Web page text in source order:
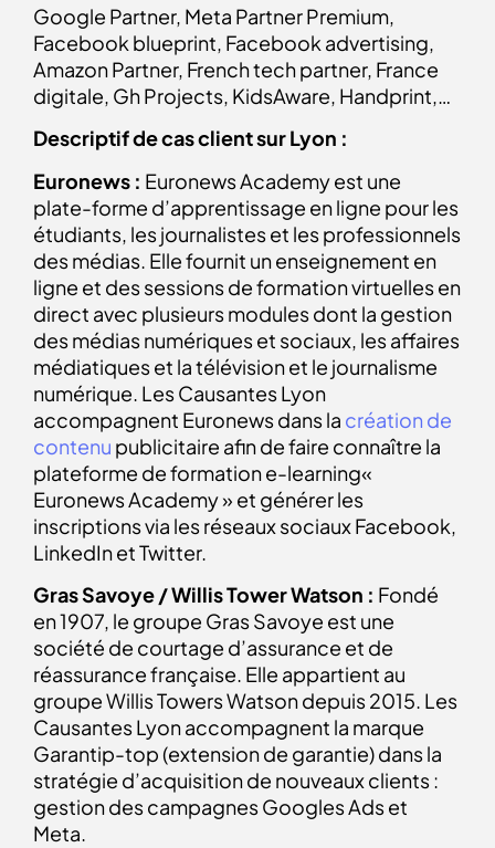
Google Partner, Meta Partner Premium,
Facebook blueprint, Facebook advertising,
Amazon Partner, French tech partner, France
digitale, Gh Projects, KidsAware, Handprint,…
Descriptif de cas client sur Lyon :
Euronews : Euronews Academy est une
plate-forme d’apprentissage en ligne pour les
étudiants, les journalistes et les professionnels
des médias. Elle fournit un enseignement en
ligne et des sessions de formation virtuelles en
direct avec plusieurs modules dont la gestion
des médias numériques et sociaux, les affaires
médiatiques et la télévision et le journalisme
numérique. Les Causantes Lyon
accompagnent Euronews dans la création de
contenu publicitaire afin de faire connaître la
plateforme de formation e-learning«
Euronews Academy » et générer les
inscriptions via les réseaux sociaux Facebook,
LinkedIn et Twitter.
Gras Savoye / Willis Tower Watson : Fondé
en 1907, le groupe Gras Savoye est une
société de courtage d’assurance et de
réassurance française. Elle appartient au
groupe Willis Towers Watson depuis 2015. Les
Causantes Lyon accompagnent la marque
Garantip-top (extension de garantie) dans la
stratégie d’acquisition de nouveaux clients :
gestion des campagnes Googles Ads et
Meta.